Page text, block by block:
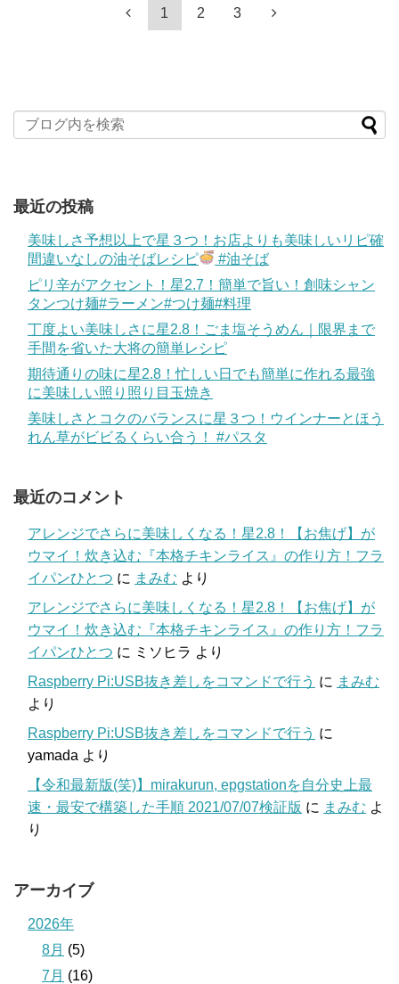
1 2 3
最近の投稿
美味しさ予想以上で星３つ！お店よりも美味しいリピ確
間違いなしの油そばレシピ
#油そば
ピリ辛がアクセント！星2.7！簡単で旨い！創味シャン
タンつけ麺#ラーメン#つけ麺#料理
丁度よい美味しさに星2.8！ごま塩そうめん｜限界まで
手間を省いた大将の簡単レシピ
期待通りの味に星2.8！忙しい日でも簡単に作れる最強
に美味しい照り照り目玉焼き
美味しさとコクのバランスに星３つ！ウインナーとほう
れん草がビビるくらい合う！ #パスタ
最近のコメント
アレンジでさらに美味しくなる！星2.8！【お焦げ】が
ウマイ！炊き込む『本格チキンライス』の作り方！フラ
イパンひとつ に まみむ より
アレンジでさらに美味しくなる！星2.8！【お焦げ】が
ウマイ！炊き込む『本格チキンライス』の作り方！フラ
イパンひとつ に ミソヒラ より
Raspberry Pi:USB抜き差しをコマンドで行う に まみむ
より
Raspberry Pi:USB抜き差しをコマンドで行う に
yamada より
【令和最新版(笑)】mirakurun, epgstationを自分史上最
速・最安で構築した手順 2021/07/07検証版 に まみむ よ
り
アーカイブ
2026年
8月 (5)
7月 (16)